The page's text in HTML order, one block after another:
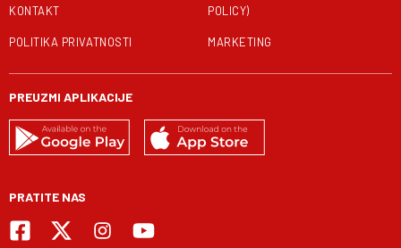
KONTAKT
POLITIKA PRIVATNOSTI
POLICY)
MARKETING
PREUZMI APLIKACIJE
PRATITE NAS